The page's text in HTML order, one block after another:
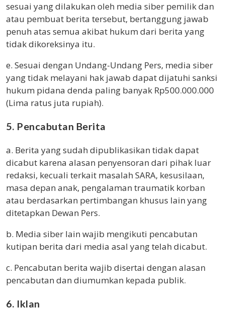
sesuai yang dilakukan oleh media siber pemilik dan
atau pembuat berita tersebut, bertanggung jawab
penuh atas semua akibat hukum dari berita yang
tidak dikoreksinya itu.
e. Sesuai dengan Undang-Undang Pers, media siber
yang tidak melayani hak jawab dapat dijatuhi sanksi
hukum pidana denda paling banyak Rp500.000.000
(Lima ratus juta rupiah).
5. Pencabutan Berita
a. Berita yang sudah dipublikasikan tidak dapat
dicabut karena alasan penyensoran dari pihak luar
redaksi, kecuali terkait masalah SARA, kesusilaan,
masa depan anak, pengalaman traumatik korban
atau berdasarkan pertimbangan khusus lain yang
ditetapkan Dewan Pers.
b. Media siber lain wajib mengikuti pencabutan
kutipan berita dari media asal yang telah dicabut.
c. Pencabutan berita wajib disertai dengan alasan
pencabutan dan diumumkan kepada publik.
6. Iklan